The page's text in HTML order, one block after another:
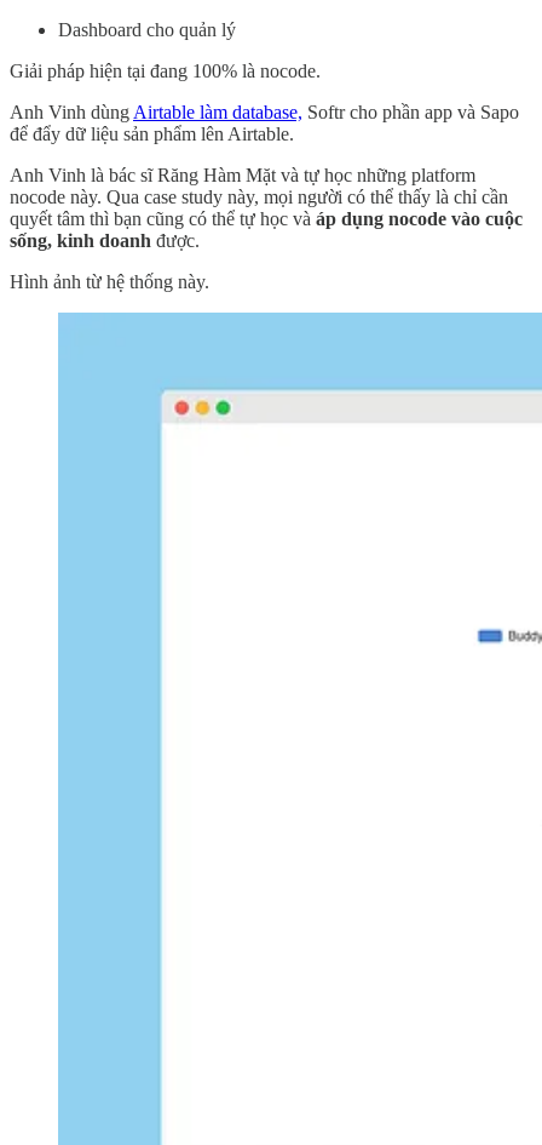
Dashboard cho quản lý
Giải pháp hiện tại đang 100% là nocode.
Anh Vinh dùng Airtable làm database, Softr cho phần app và Sapo
để đẩy dữ liệu sản phẩm lên Airtable.
Anh Vinh là bác sĩ Răng Hàm Mặt và tự học những platform
nocode này. Qua case study này, mọi người có thể thấy là chỉ cần
quyết tâm thì bạn cũng có thể tự học và áp dụng nocode vào cuộc
sống, kinh doanh được.
Hình ảnh từ hệ thống này.